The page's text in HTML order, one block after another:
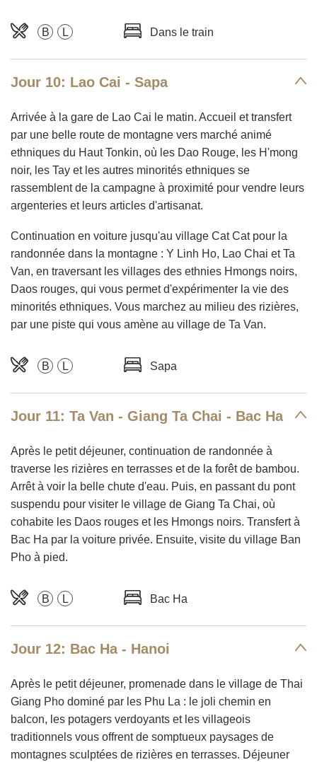
B L Dans le train
Jour 10: Lao Cai - Sapa
Arrivée à la gare de Lao Cai le matin. Accueil et transfert
par une belle route de montagne vers marché animé
ethniques du Haut Tonkin, où les Dao Rouge, les H'mong
noir, les Tay et les autres minorités ethniques se
rassemblent de la campagne à proximité pour vendre leurs
argenteries et leurs articles d'artisanat.
Continuation en voiture jusqu'au village Cat Cat pour la
randonnée dans la montagne : Y Linh Ho, Lao Chai et Ta
Van, en traversant les villages des ethnies Hmongs noirs,
Daos rouges, qui vous permet d'expérimenter la vie des
minorités ethniques. Vous marchez au milieu des rizières,
par une piste qui vous amène au village de Ta Van.
B L Sapa
Jour 11: Ta Van - Giang Ta Chai - Bac Ha
Après le petit déjeuner, continuation de randonnée à
traverse les rizières en terrasses et de la forêt de bambou.
Arrêt à voir la belle chute d'eau. Puis, en passant du pont
suspendu pour visiter le village de Giang Ta Chai, où
cohabite les Daos rouges et les Hmongs noirs. Transfert à
Bac Ha par la voiture privée. Ensuite, visite du village Ban
Pho à pied.
B L Bac Ha
Jour 12: Bac Ha - Hanoi
Après le petit déjeuner, promenade dans le village de Thai
Giang Pho dominé par les Phu La : le joli chemin en
balcon, les potagers verdoyants et les villageois
traditionnels vous offrent de somptueux paysages de
montagnes sculptées de rizières en terrasses. Déjeuner